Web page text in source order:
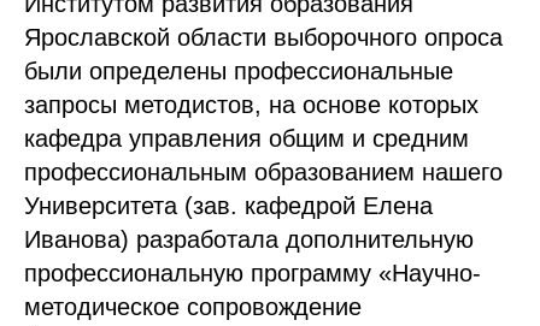
Ярославской области выборочного опроса
были определены профессиональные
запросы методистов, на основе которых
кафедра управления общим и средним
профессиональным образованием нашего
Университета (зав. кафедрой Елена
Иванова) разработала дополнительную
профессиональную программу «Научно-
методическое сопровождение